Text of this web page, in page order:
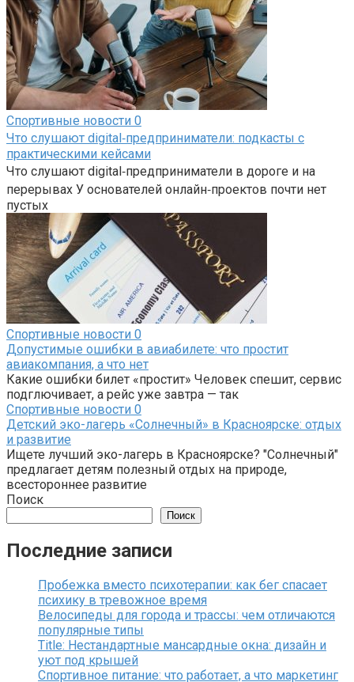
Спортивные новости 0
Что слушают digital‑предприниматели: подкасты с
практическими кейсами
Что слушают digital‑предприниматели в дороге и на
перерывах У основателей онлайн‑проектов почти нет
пустых
Спортивные новости 0
Допустимые ошибки в авиабилете: что простит
авиакомпания, а что нет
Какие ошибки билет «простит» Человек спешит, сервис
подглючивает, а рейс уже завтра — так
Спортивные новости 0
Детский эко-лагерь «Солнечный» в Красноярске: отдых
и развитие
Ищете лучший эко-лагерь в Красноярске? "Солнечный"
предлагает детям полезный отдых на природе,
всестороннее развитие
Поиск
Поиск
Последние записи
Пробежка вместо психотерапии: как бег спасает
психику в тревожное время
Велосипеды для города и трассы: чем отличаются
популярные типы
Title: Нестандартные мансардные окна: дизайн и
уют под крышей
Спортивное питание: что работает, а что маркетинг